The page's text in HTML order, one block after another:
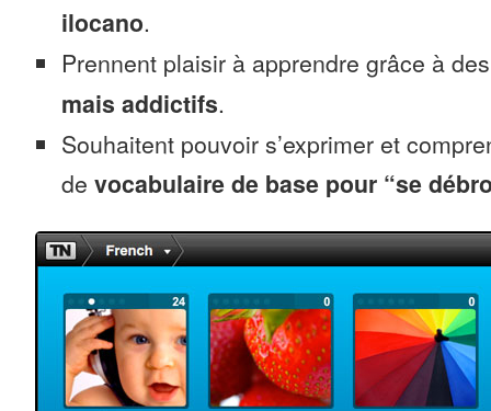
ilocano.
Prennent plaisir à apprendre grâce à
mais addictifs.
Souhaitent pouvoir s’exprimer et
de vocabulaire de base pour “se